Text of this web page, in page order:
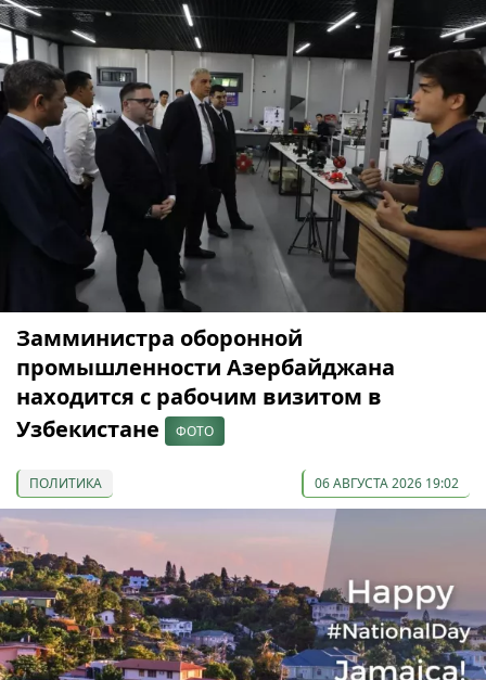
Замминистра оборонной
промышленности Азербайджана
находится с рабочим визитом в
Узбекистане
ФОТО
ПОЛИТИКА 06 АВГУСТА 2026 19:02